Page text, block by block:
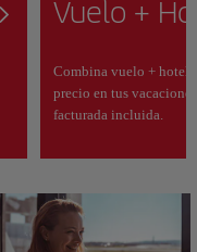
Vuelo +
Combina vuelo + hotel
precio en tus
facturada incluida.